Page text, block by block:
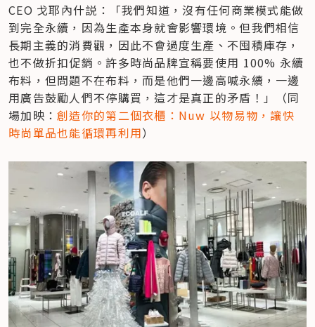
CEO 戈耶內什説：「我們知道，沒有任何商業模式能做
到完全永續，因為生產本身就會影響環境。但我們相信
長期主義的消費觀，因此不會過度生產、不囤積庫存，
也不做折扣促銷。許多時尚品牌宣稱要使用 100% 永續
布料，但問題不在布料，而是他們一邊高喊永續，一邊
用廣告鼓勵人們不停購買，這才是真正的矛盾！」（同
場加映：創造你的第二個衣櫃：Nuw 以物易物，讓快
時尚單品也能循環再利用）